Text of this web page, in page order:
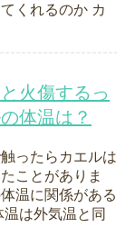
くれるのか カ
火傷するっ
体温は？
ったらカエルは
ことがありま
温に関係がある
は外気温と同